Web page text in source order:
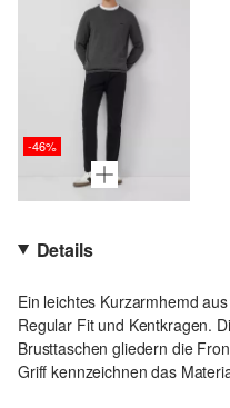
-46%
Details
Ein leichtes Kurzarmhemd
Regular Fit und Kentkragen.
Brusttaschen gliedern die
Griff kennzeichnen das